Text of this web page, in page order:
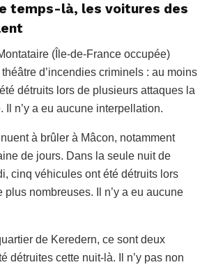
temps-là, les voitures des
( Île-de-France occupée)
d’incendies criminels : au moins
détruits lors de plusieurs attaques la
Il n’y a eu aucune interpellation.
à brûler à Mâcon, notamment
de jours. Dans la seule nuit de
cinq véhicules ont été détruits lors
plus nombreuses. Il n’y a eu aucune
de Keredern, ce sont deux
détruites cette nuit-là. Il n’y pas non